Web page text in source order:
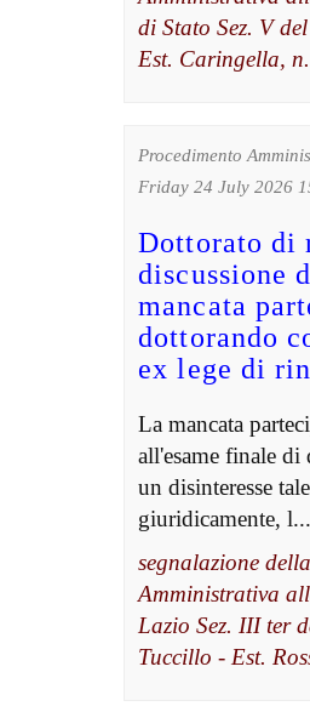
di Stato Sez. V
Est. Caringella,
Procedimento
Friday 24 July 2026
Dottorato di
discussione
mancata
dottorando
ex lege di
La mancata
all'esame finale
un disinteresse
giuridicamente, l...
segnalazione
Amministrativa
Lazio Sez. III ter
Tuccillo - Est.